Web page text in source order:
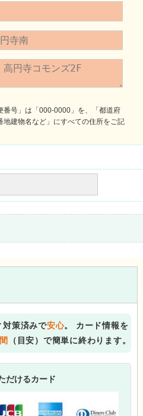
号」は「000-0000」を、「都道府
建物名など」にすべての住所をご記
対策済みで安心。
カード情報を
（目安）で簡単に終わります。
だけるカード